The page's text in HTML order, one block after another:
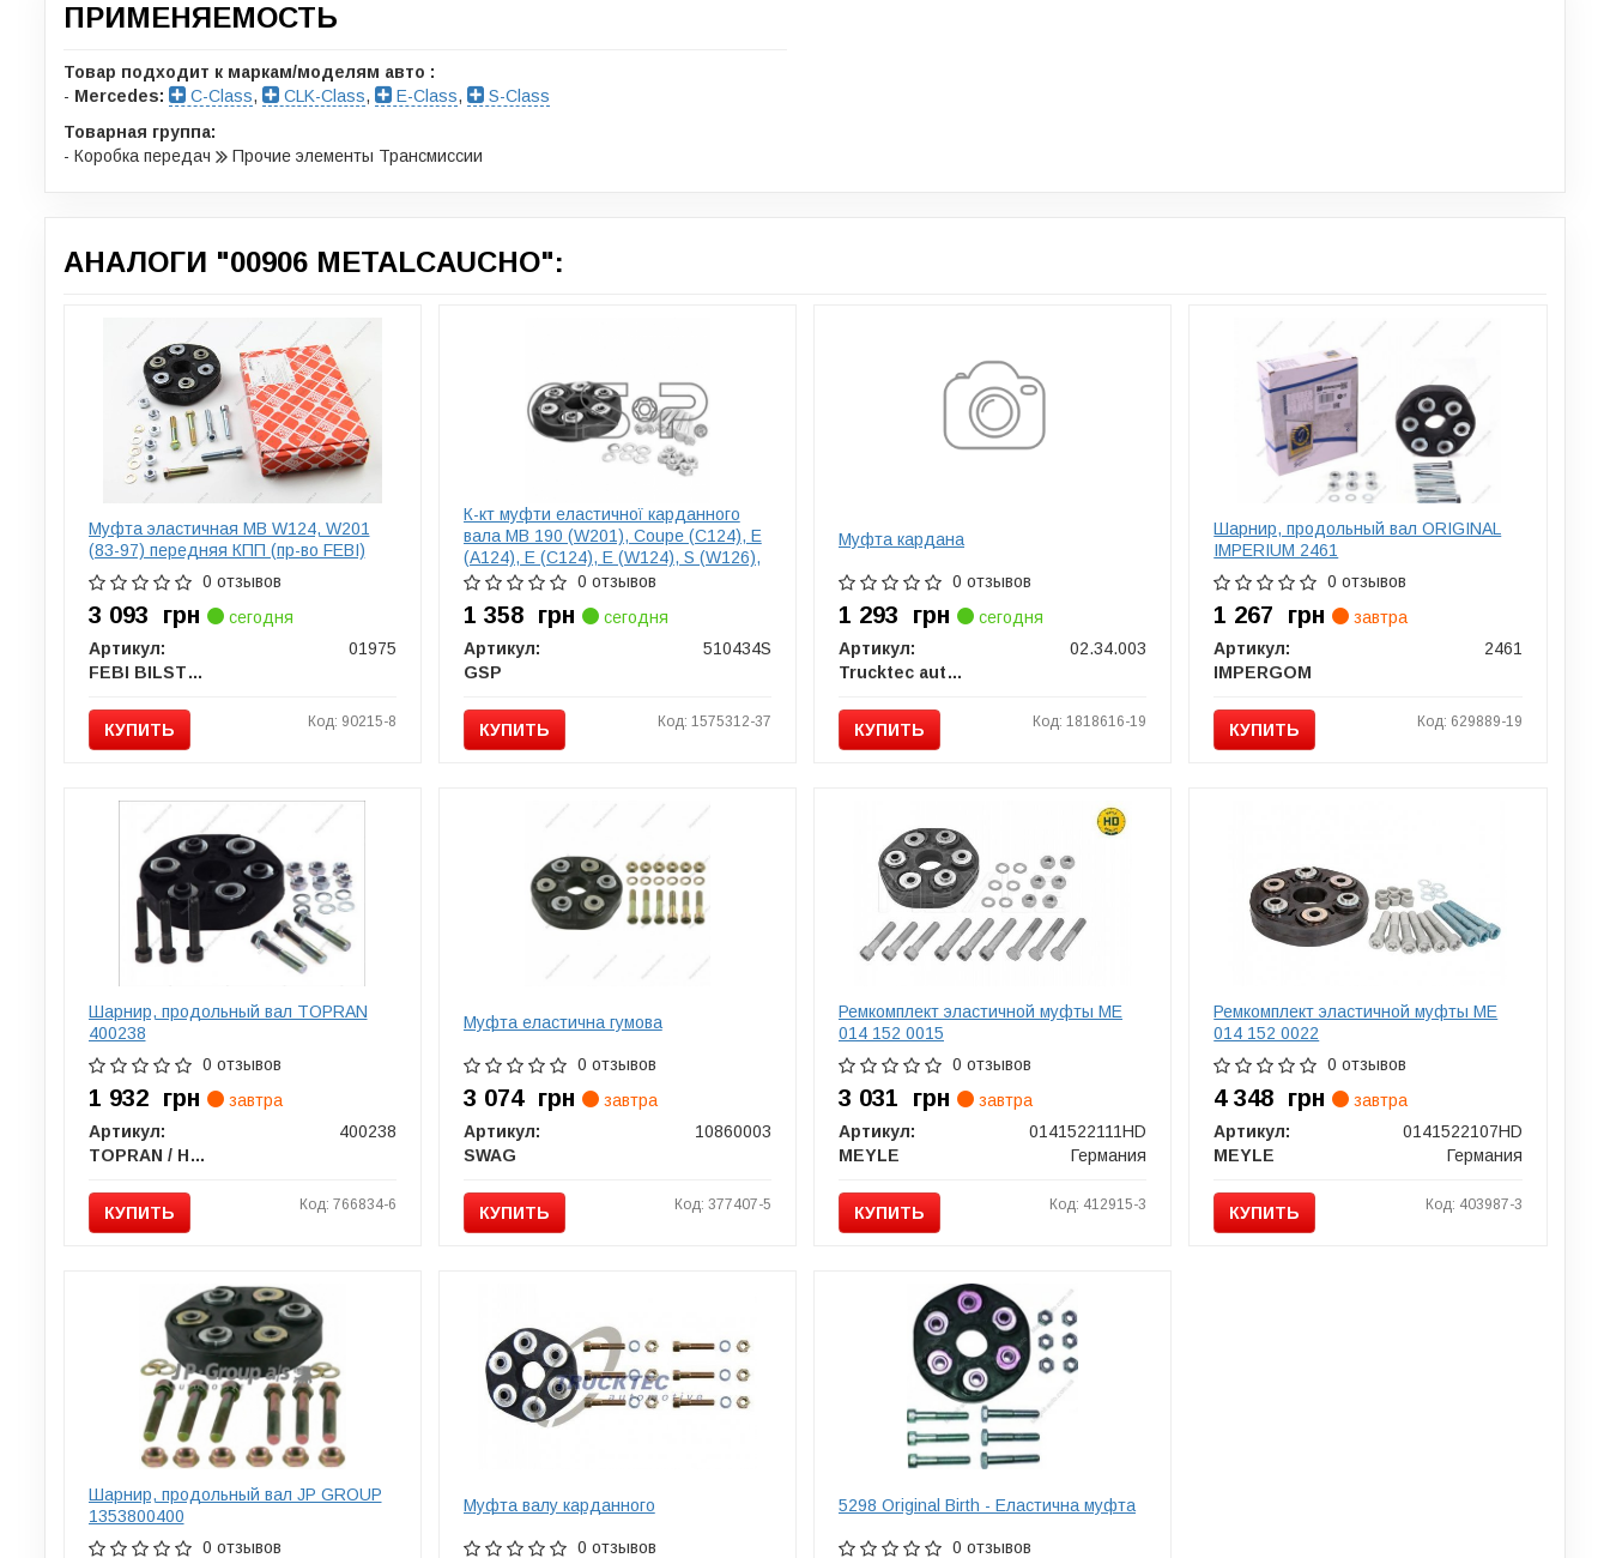
ПРИМЕНЯЕМОСТЬ
Товар подходит к маркам/моделям авто :
- Mercedes: C-Class, CLK-Class, E-Class,
S-Class
Товарная группа:
- Коробка передач
Прочие элементы Трансмиссии
АНАЛОГИ "00906 METALCAUCHO":
Муфта эластичная MB W124, W201
(83-97) передняя КПП (пр-во FEBI)
0 отзывов
3 093 грн
сегодня
Артикул:
01975
FEBI BILSTEIN
КУПИТЬ Код: 90215-8
К-кт муфти еластичної карданного
вала MB 190 (W201), Coupe (C124), E
(A124), E (C124), E (W124), S (W126),
Sedan (W123) 2.0-3.0D 01.76-03.98
0 отзывов
1 358 грн
сегодня
Артикул:
510434S
GSP
КУПИТЬ Код: 1575312-37
Муфта кардана
0 отзывов
1 293 грн
сегодня
Артикул:
02.34.003
Trucktec automotive
КУПИТЬ Код: 1818616-19
Шарнир, продольный вал ORIGINAL
IMPERIUM 2461
0 отзывов
1 267 грн
завтра
Артикул:
2461
IMPERGOM
КУПИТЬ Код: 629889-19
Шарнир, продольный вал TOPRAN
400238
0 отзывов
1 932 грн
завтра
Артикул:
400238
TOPRAN / HANS PRIES
КУПИТЬ Код: 766834-6
Муфта еластична гумова
0 отзывов
3 074 грн
завтра
Артикул:
10860003
SWAG
КУПИТЬ Код: 377407-5
Ремкомплект эластичной муфты ME
014 152 0015
0 отзывов
3 031 грн
завтра
Артикул:
0141522111HD
MEYLE
Германия
КУПИТЬ Код: 412915-3
Ремкомплект эластичной муфты ME
014 152 0022
0 отзывов
4 348 грн
завтра
Артикул:
0141522107HD
MEYLE
Германия
КУПИТЬ Код: 403987-3
Шарнир, продольный вал JP GROUP
1353800400
0 отзывов
Муфта валу карданного
0 отзывов
5298 Original Birth - Еластична муфта
0 отзывов